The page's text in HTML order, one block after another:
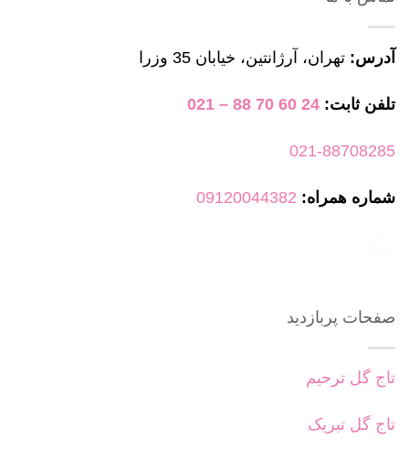
آدرس: تهران، آرژانتین، خیابان 35 وزرا
تلفن ثابت: 24 60 70 88 – 021
021-88708285
شماره همراه: 09120044382
صفحات پربازدید
تاج گل ترحیم
تاج گل تبریک